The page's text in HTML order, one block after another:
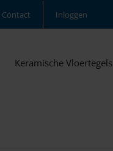
Contact Inloggen
Keramische Vloertegels